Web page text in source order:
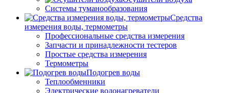
Системы туманообразования
Средства
измерения воды, термометры
Профессиональные средства измерения
Запчасти и принадлежности тестеров
Простые средства измерения
Термометры
Подогрев воды
Теплообменники
Электрические водонагреватели